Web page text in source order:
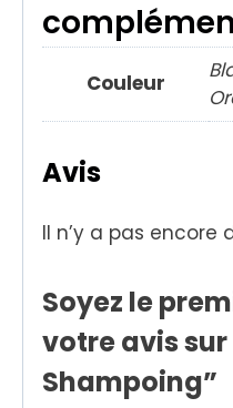
Couleur
Avis
Il n’y a pas encore
Soyez le
votre avis
Shampoing”